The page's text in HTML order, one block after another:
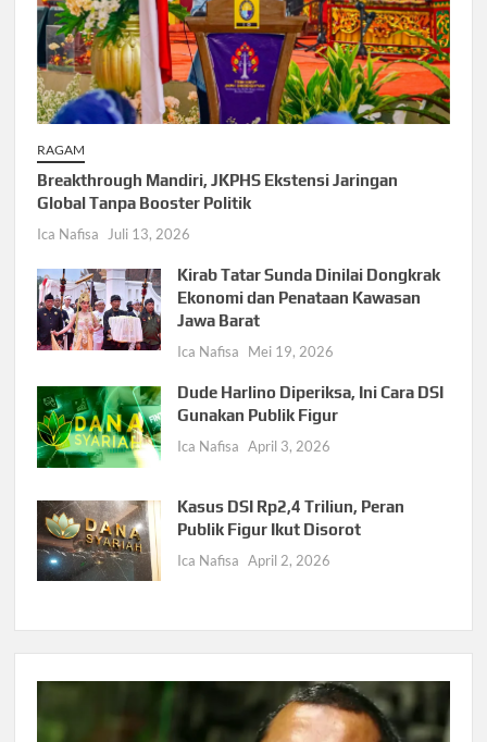
RAGAM
Breakthrough Mandiri, JKPHS Ekstensi Jaringan
Global Tanpa Booster Politik
Ica Nafisa Juli 13, 2026
Kirab Tatar Sunda Dinilai Dongkrak
Ekonomi dan Penataan Kawasan
Jawa Barat
Ica Nafisa Mei 19, 2026
Dude Harlino Diperiksa, Ini Cara DSI
Gunakan Publik Figur
Ica Nafisa April 3, 2026
Kasus DSI Rp2,4 Triliun, Peran
Publik Figur Ikut Disorot
Ica Nafisa April 2, 2026